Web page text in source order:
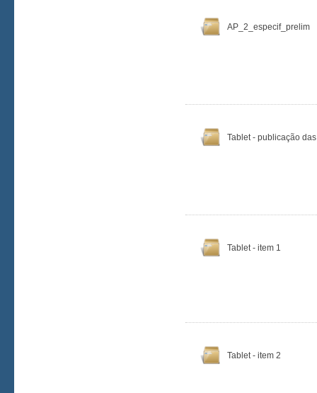
AP_2_especif_prelim
Tablet - publicação
Tablet - item 1
Tablet - item 2